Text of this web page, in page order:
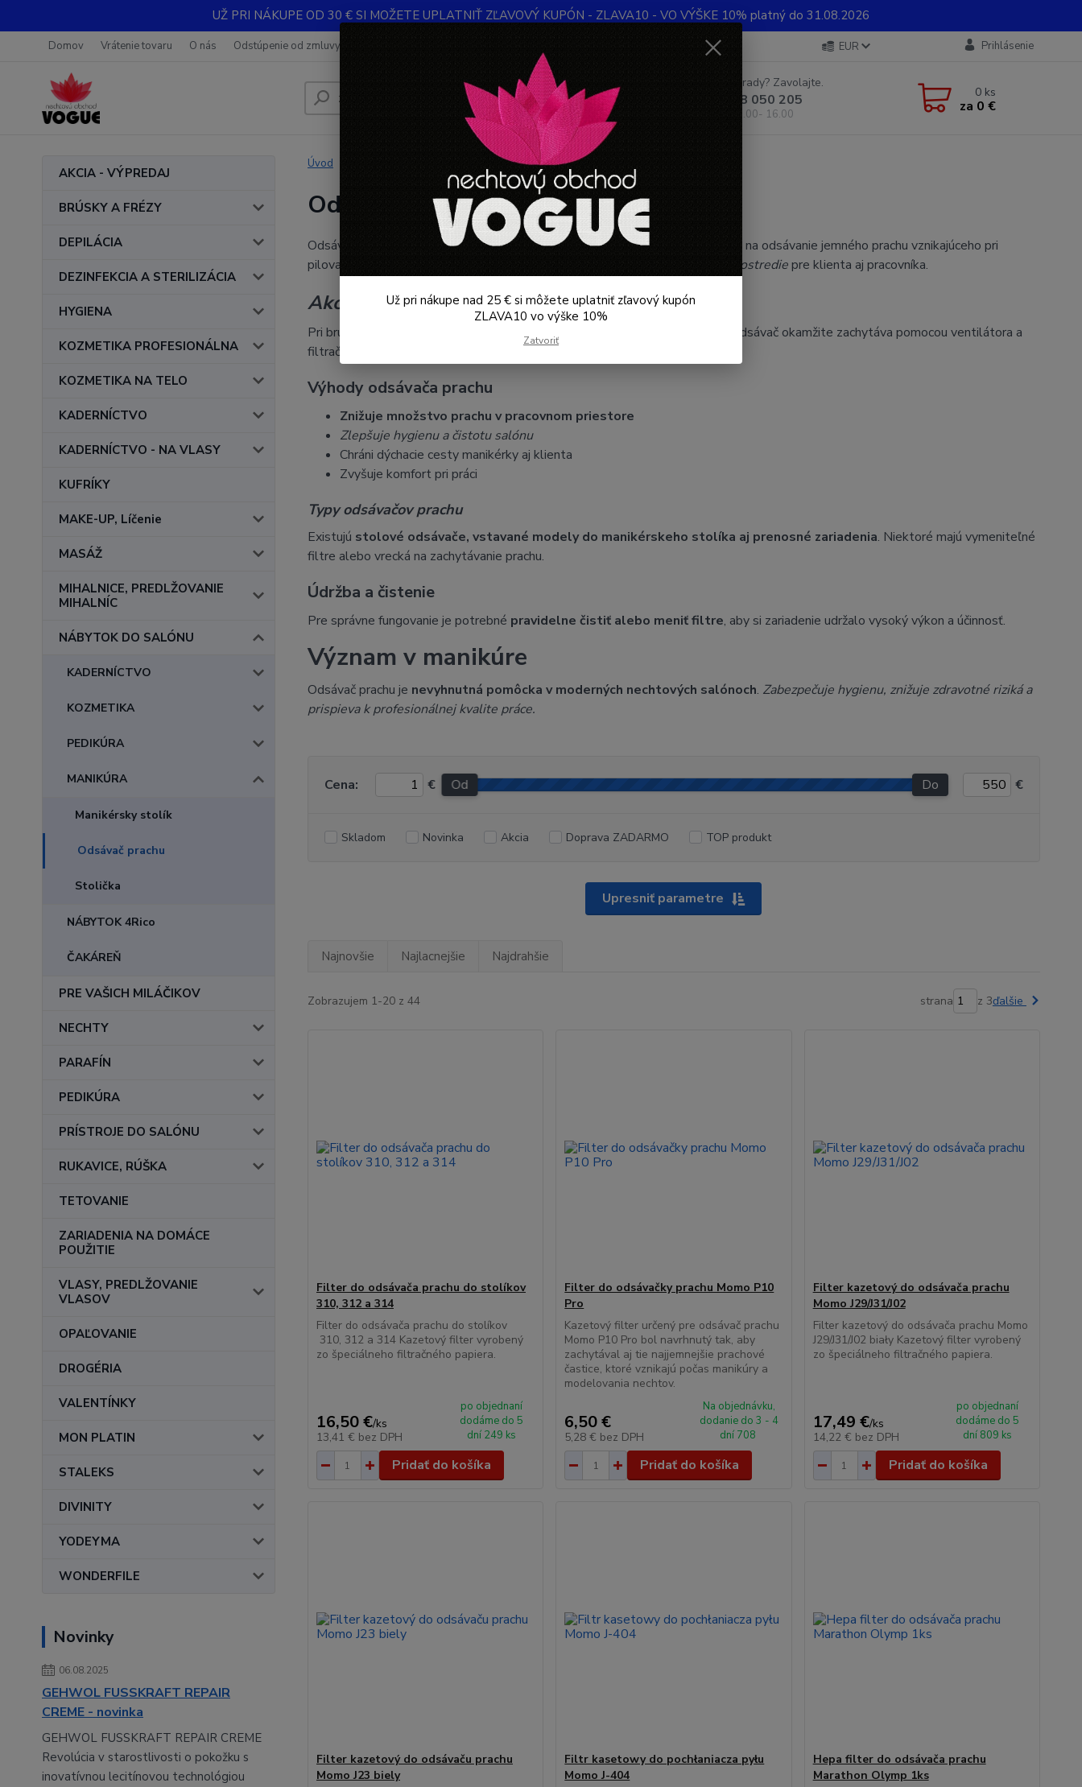
UŽ PRI NÁKUPE OD 30 € SI MOŽETE UPLATNIŤ ZĽAVOVÝ KUPÓN - ZLAVA10 - VO VÝŠKE 10% platný do 31.08.2026
Domov Vrátenie tovaru O nás Odstúpenie od zmluvy EUR Prihlásenie
Hľadať
Neviete si rady? Zavolajte.
+421 948 050 205
Denne od 8.00- 16.00
0 ks
za 0 €
AKCIA - VÝPREDAJ
BRÚSKY A FRÉZY
DEPILÁCIA
DEZINFEKCIA A STERILIZÁCIA
HYGIENA
KOZMETIKA PROFESIONÁLNA
KOZMETIKA NA TELO
KADERNÍCTVO
KADERNÍCTVO - NA VLASY
KUFRÍKY
MAKE-UP, Líčenie
MASÁŽ
MIHALNICE, PREDLŽOVANIE
MIHALNÍC
NÁBYTOK DO SALÓNU
KADERNÍCTVO
KOZMETIKA
PEDIKÚRA
MANIKÚRA
Manikérsky stolík
Odsávač prachu
Stolička
NÁBYTOK 4Rico
ČAKÁREŇ
PRE VAŠICH MILÁČIKOV
NECHTY
PARAFÍN
PEDIKÚRA
PRÍSTROJE DO SALÓNU
RUKAVICE, RÚŠKA
TETOVANIE
ZARIADENIA NA DOMÁCE
POUŽITIE
VLASY, PREDLŽOVANIE
VLASOV
OPAĽOVANIE
DROGÉRIA
VALENTÍNKY
MON PLATIN
STALEKS
DIVINITY
YODEYMA
WONDERFILE
Novinky
06.08.2025
GEHWOL FUSSKRAFT REPAIR
CREME - novinka
GEHWOL FUSSKRAFT REPAIR CREME
Revolúcia v starostlivosti o pokožku s
inovatívnou lecitínovou technológiou
Úvod MANIKÚRA Odsávač prachu
Odsávač prachu
Odsávač prachu je zariadenie používané v manikúre a pedikúre
, ktoré slúži na odsávanie jemného prachu vznikajúceho pri
pilovaní a úprave nechtov. Pomáha zabezpečiť
čisté a hygienické pracovné prostrediepre klienta aj pracovníka.
Ako odsávač prachu funguje?
Pri brúsení alebo pilovaní nechtov sa vytvára
, ktorý odsávač okamžite zachytáva pomocou ventilátora a
filtračného systému. Tým sa zabraňuje jeho rozptylu do vzduchu.
Výhody odsávača prachu
Znižuje množstvo prachu v pracovnom priestore
Zlepšuje hygienu a čistotu salónu
Chráni dýchacie cesty manikérky aj klienta
Zvyšuje komfort pri práci
Typy odsávačov prachu
Existujú stolové odsávače, vstavané modely do manikérskeho stolíka aj prenosné zariadenia. Niektoré majú vymeniteľné
filtre alebo vrecká na zachytávanie prachu.
Údržba a čistenie
Pre správne fungovanie je potrebné pravidelne čistiť alebo meniť filtre, aby si zariadenie udržalo vysoký výkon a účinnosť.
Význam v manikúre
Odsávač prachu je nevyhnutná pomôcka v moderných nechtových salónoch. Zabezpečuje hygienu, znižuje zdravotné riziká a
prispieva k profesionálnej kvalite práce.
Upresniť parametre
Cena: € Od Do €
Skladom Novinka Akcia Doprava ZADARMO TOP produkt
Najnovšie Najlacnejšie Najdrahšie
Zobrazujem 1-20 z 44 strana z 3ďalšie
Filter do odsávača prachu do stolíkov
310, 312 a 314
Filter do odsávača prachu do stolíkov
310, 312 a 314 Kazetový filter vyrobený
zo špeciálneho filtračného papiera.
16,50 €/ks
13,41 € bez DPH
po objednaní
dodáme do 5
dní 249 ks
Pridať do košíka
Filter do odsávačky prachu Momo P10
Pro
Kazetový filter určený pre odsávač prachu
Momo P10 Pro bol navrhnutý tak, aby
zachytával aj tie najjemnejšie prachové
častice, ktoré vznikajú počas manikúry a
modelovania nechtov.
6,50 €
5,28 € bez DPH
Na objednávku,
dodanie do 3 - 4
dní 708
Pridať do košíka
Filter kazetový do odsávača prachu
Momo J29/J31/J02
Filter kazetový do odsávača prachu Momo
J29/J31/J02 biały Kazetový filter vyrobený
zo špeciálneho filtračného papiera.
17,49 €/ks
14,22 € bez DPH
po objednaní
dodáme do 5
dní 809 ks
Pridať do košíka
Filter kazetový do odsávaču prachu
Momo J23 biely
Filtr kasetowy do pochłaniacza pyłu
Momo J-404
Hepa filter do odsávača prachu
Marathon Olymp 1ks
Už pri nákupe nad 25 € si môžete uplatniť zľavový kupón
ZLAVA10 vo výške 10%
Zatvoriť